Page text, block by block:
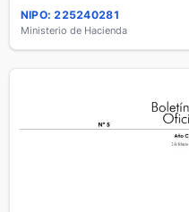
NIPO: 225240281
Ministerio de Hacienda